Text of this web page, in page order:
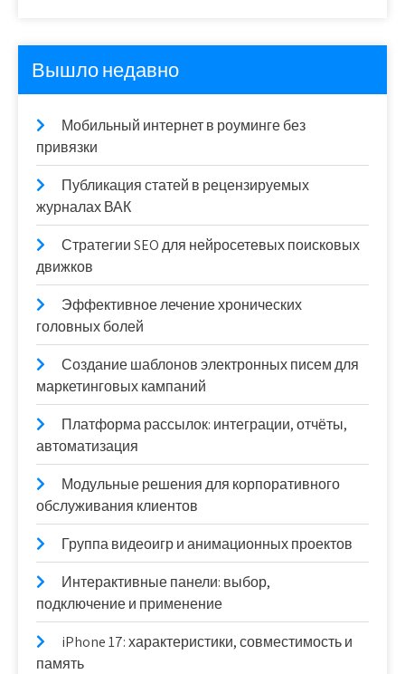
Вышло недавно
Мобильный интернет в роуминге без
привязки
Публикация статей в рецензируемых
журналах ВАК
Стратегии SEO для нейросетевых поисковых
движков
Эффективное лечение хронических
головных болей
Создание шаблонов электронных писем для
маркетинговых кампаний
Платформа рассылок: интеграции, отчёты,
автоматизация
Модульные решения для корпоративного
обслуживания клиентов
Группа видеоигр и анимационных проектов
Интерактивные панели: выбор,
подключение и применение
iPhone 17: характеристики, совместимость и
память